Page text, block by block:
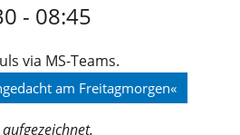
- 08:45
via MS-Teams.
am Freitagmorgen«